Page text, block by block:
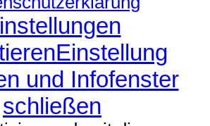
Einstellung
und Infofenster
schließen